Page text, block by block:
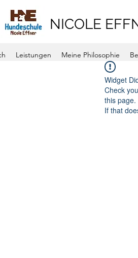
NICOLE
Leistungen Meine Philosophie
Widget
Check
this page.
If that